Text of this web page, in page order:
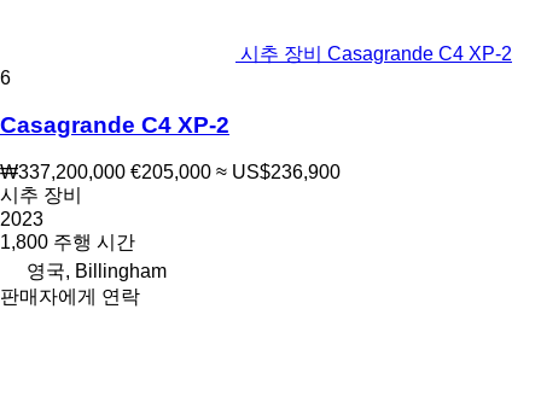
시추 장비 Casagrande C4 XP-2
6
Casagrande C4 XP-2
₩337,200,000 €205,000 ≈ US$236,900
시추 장비
2023
1,800 주행 시간
영국, Billingham
판매자에게 연락